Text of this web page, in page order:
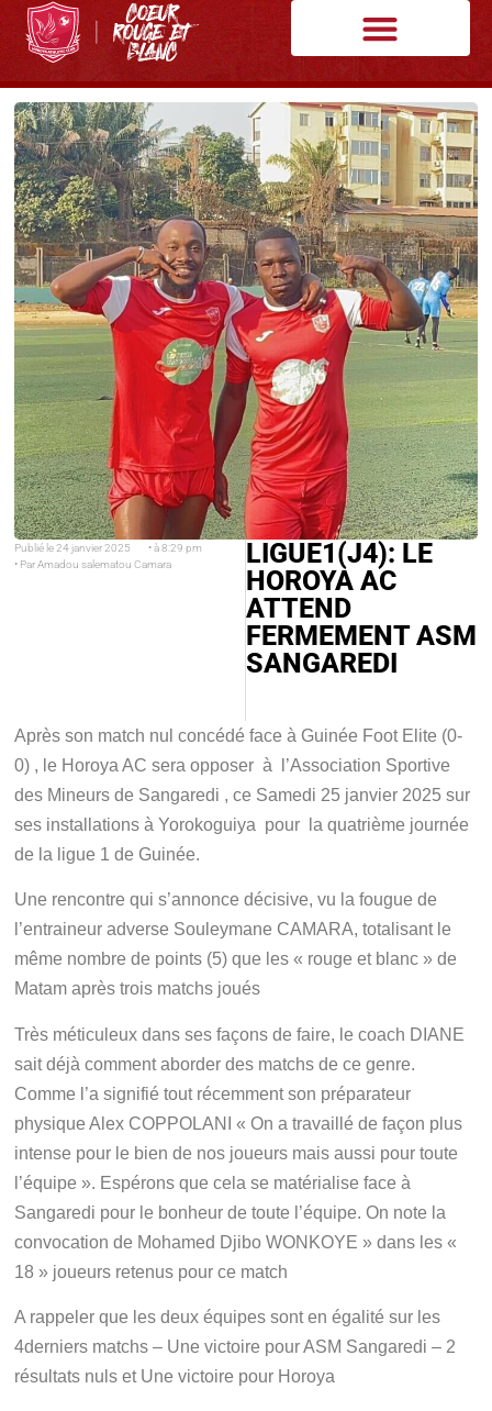
Publié le 24 janvier 2025 • à 8:29 pm
• ParAmadou salematou Camara
LIGUE1(J4): LE
HOROYA AC
ATTEND
FERMEMENT ASM
SANGAREDI
Après son match nul concédé face à Guinée Foot Elite (0-
0) , le Horoya AC sera opposer à l’Association Sportive
des Mineurs de Sangaredi , ce Samedi 25 janvier 2025 sur
ses installations à Yorokoguiya pour la quatrième journée
de la ligue 1 de Guinée.
Une rencontre qui s’annonce décisive, vu la fougue de
l’entraineur adverse Souleymane CAMARA, totalisant le
même nombre de points (5) que les « rouge et blanc » de
Matam après trois matchs joués
Très méticuleux dans ses façons de faire, le coach DIANE
sait déjà comment aborder des matchs de ce genre.
Comme l’a signifié tout récemment son préparateur
physique Alex COPPOLANI« On a travaillé de façon plus
intense pour le bien de nos joueurs mais aussi pour toute
l’équipe ». Espérons que cela se matérialise face à
Sangaredi pour le bonheur de toute l’équipe. On note la
convocation de Mohamed Djibo WONKOYE » dans les «
18 » joueurs retenus pour ce match
A rappeler que les deux équipes sont en égalité sur les
4derniers matchs – Une victoire pour ASM Sangaredi – 2
résultats nuls et Une victoire pour Horoya